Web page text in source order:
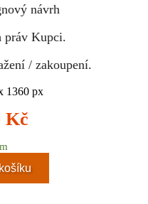
návrh
práv Kupci.
/ zakoupení.
1360 px
Kč